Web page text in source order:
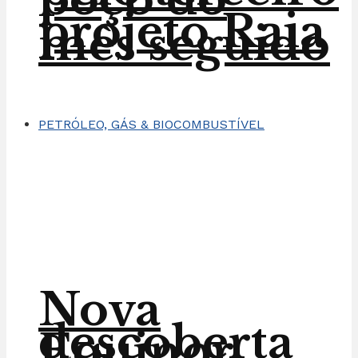
projeto Raia
Nova
descoberta
mês seguido
PETRÓLEO, GÁS & BIOCOMBUSTÍVEL